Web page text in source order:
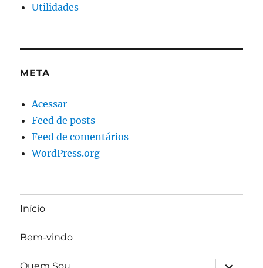
Utilidades
META
Acessar
Feed de posts
Feed de comentários
WordPress.org
Início
Bem-vindo
expandir